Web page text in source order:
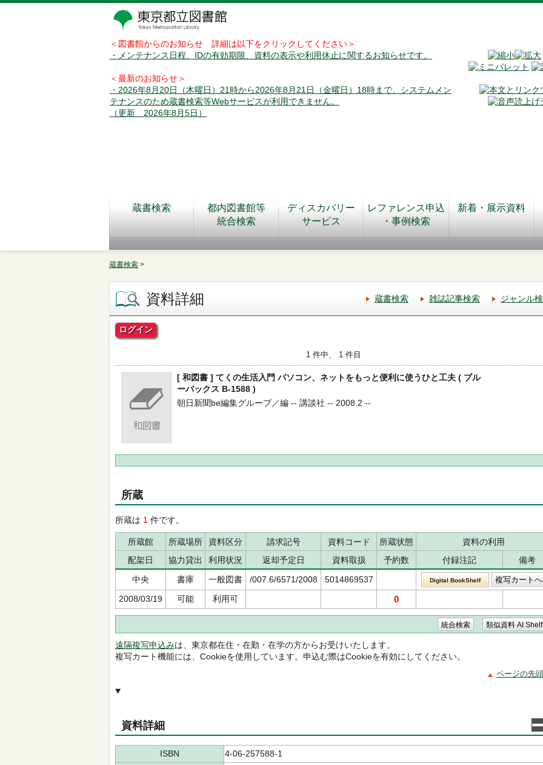
＜図書館からのお知らせ 詳細は以下をクリックしてください＞
・メンテナンス日程、IDの有効期限、資料の表示や利用休止に関するお知らせです。
＜最新のお知らせ＞
・2026年8月20日（木曜日）21時から2026年8月21日（金曜日）18時まで、システムメン
テナンスのため蔵書検索等Webサービスが利用できません。
（更新 2026年8月5日）
蔵書検索
都内図書館等
統合検索
ディスカバリー
サービス
レファレンス申込
・事例検索
新着・展示資料
蔵書検索 >
資料詳細 蔵書検索 雑誌記事検索 ジャンル
ログイン
1 件中、 1 件目
[ 和図書 ] てくの生活入門 パソコン、ネットをもっと便利に使うひと工夫 ( ブル
ーバックス B-1588 )
朝日新聞be編集グループ／編 -- 講談社 -- 2008.2 --
所蔵
所蔵は 1 件です。
所蔵館 所蔵場所 資料区分 請求記号 資料コード 所蔵状態
資料の利用
配架日
協力貸出 利用状況 返却予定日 資料取扱 予約数 付録注記
備考
中央
書庫 一般図書 /007.6/6571/2008 5014869537 Digital BookShelf
2008/03/19 可能 利用可 0
遠隔複写申込みは、東京都在住・在勤・在学の方からお受けいたします。
複写カート機能には、Cookieを使用しています。申込む際はCookieを有効にしてください。
ページの先
資料詳細
ISBN
4-06-257588-1